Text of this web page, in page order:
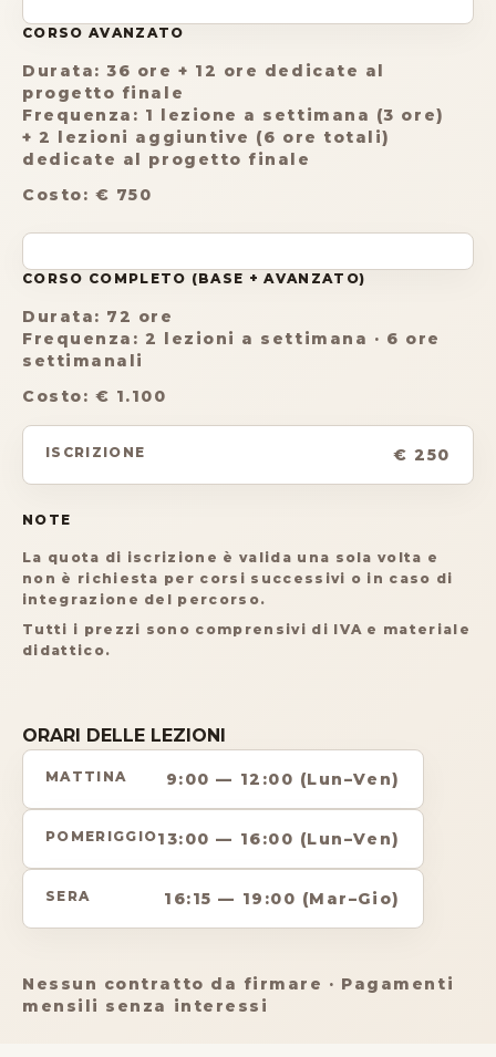
CORSO AVANZATO
Durata: 36 ore + 12 ore dedicate al
progetto finale
Frequenza: 1 lezione a settimana (3 ore)
+ 2 lezioni aggiuntive (6 ore totali)
dedicate al progetto finale
Costo: € 750
CORSO COMPLETO (BASE + AVANZATO)
Durata: 72 ore
Frequenza: 2 lezioni a settimana · 6 ore
settimanali
Costo: € 1.100
ISCRIZIONE € 250
NOTE
La quota di iscrizione è valida una sola volta e
non è richiesta per corsi successivi o in caso di
integrazione del percorso.
Tutti i prezzi sono comprensivi di IVA e materiale
didattico.
ORARI DELLE LEZIONI
MATTINA 9:00 — 12:00 (Lun–Ven)
POMERIGGIO13:00 — 16:00 (Lun–Ven)
SERA 16:15 — 19:00 (Mar–Gio)
Nessun contratto da firmare · Pagamenti
mensili senza interessi